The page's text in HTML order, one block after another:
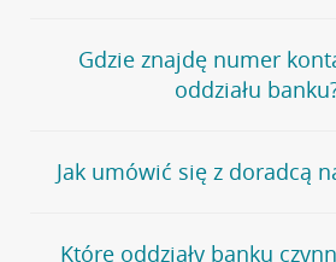
Jeśli szukasz oddziału naszego
stronęPlacówki i bankomaty, na
wygodna wyszukiwarka.
oddziałów
Gdzie znajdę numer
oddziału
Bank Credit Agricole nie udostępnia
telefonu do placówki bankowej.
umówienia się z doradcą w placówce
Jak umówić się z doradcą
Jeśli jesteś już naszym
Które oddziały banku